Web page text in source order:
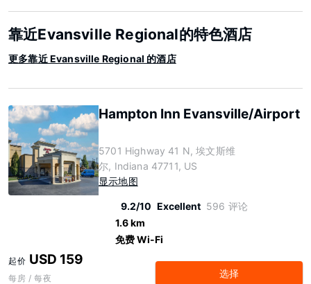
靠近Evansville Regional的特色酒店
更多靠近 Evansville Regional 的酒店
Hampton Inn Evansville/Airport
5701 Highway 41 N, 埃文斯维
尔, Indiana 47711, US
显示地图
9.2/10 Excellent 596 评论
1.6 km
免费 Wi-Fi
起价 USD 159
每房 / 每夜 选择